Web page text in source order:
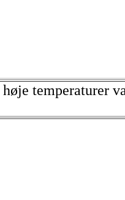
temperaturer